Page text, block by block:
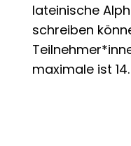
lateinische
schreiben
maximale ist 14.